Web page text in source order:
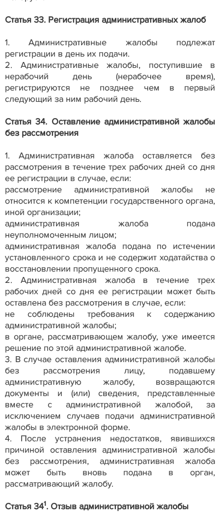
Статья 33. Регистрация административных жалоб
1. Административные жалобы подлежат
регистрации в день их подачи.
2. Административные жалобы, поступившие в
нерабочий день (нерабочее время),
регистрируются не позднее чем в первый
следующий за ним рабочий день.
Статья 34. Оставление административной жалобы
без рассмотрения
1. Административная жалоба оставляется без
рассмотрения в течение трех рабочих дней со дня
ее регистрации в случае, если:
рассмотрение административной жалобы не
относится к компетенции государственного органа,
иной организации;
административная жалоба подана
неуполномоченным лицом;
административная жалоба подана по истечении
установленного срока и не содержит ходатайства о
восстановлении пропущенного срока.
2. Административная жалоба в течение трех
рабочих дней со дня ее регистрации может быть
оставлена без рассмотрения в случае, если:
не соблюдены требования к содержанию
административной жалобы;
в органе, рассматривающем жалобу, уже имеется
решение по этой административной жалобе.
3. В случае оставления административной жалобы
без рассмотрения лицу, подавшему
административную жалобу, возвращаются
документы и (или) сведения, представленные
вместе с административной жалобой, за
исключением случаев подачи административной
жалобы в электронной форме.
4. После устранения недостатков, явившихся
причиной оставления административной жалобы
без рассмотрения, административная жалоба
может быть вновь подана в орган,
рассматривающий жалобу.
Статья 341. Отзыв административной жалобы